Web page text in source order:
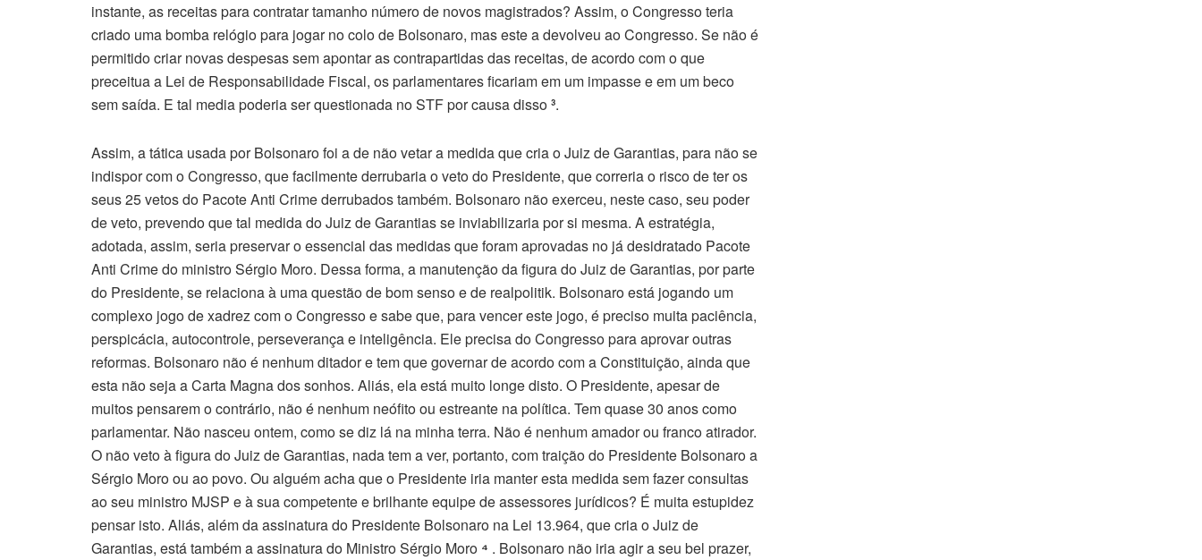
instante, as receitas para contratar tamanho número de novos magistrados? Assim, o Congresso teria
criado uma bomba relógio para jogar no colo de Bolsonaro, mas este a devolveu ao Congresso. Se não é
permitido criar novas despesas sem apontar as contrapartidas das receitas, de acordo com o que
preceitua a Lei de Responsabilidade Fiscal, os parlamentares ficariam em um impasse e em um beco
sem saída. E tal media poderia ser questionada no STF por causa disso³.
Assim, a tática usada por Bolsonaro foi a de não vetar a medida que cria o Juiz de Garantias, para não se
indispor com o Congresso, que facilmente derrubaria o veto do Presidente, que correria o risco de ter os
seus 25 vetos do Pacote Anti Crime derrubados também. Bolsonaro não exerceu, neste caso, seu poder
de veto, prevendo que tal medida do Juiz de Garantias se inviabilizaria por si mesma. A estratégia,
adotada, assim, seria preservar o essencial das medidas que foram aprovadas no já desidratado Pacote
Anti Crime do ministro Sérgio Moro. Dessa forma, a manutenção da figura do Juiz de Garantias, por parte
do Presidente, se relaciona à uma questão de bom senso e de realpolitik. Bolsonaro está jogando um
complexo jogo de xadrez com o Congresso e sabe que, para vencer este jogo, é preciso muita paciência,
perspicácia, autocontrole, perseverança e inteligência. Ele precisa do Congresso para aprovar outras
reformas. Bolsonaro não é nenhum ditador e tem que governar de acordo com a Constituição, ainda que
esta não seja a Carta Magna dos sonhos. Aliás, ela está muito longe disto. O Presidente, apesar de
muitos pensarem o contrário, não é nenhum neófito ou estreante na política. Tem quase 30 anos como
parlamentar. Não nasceu ontem, como se diz lá na minha terra. Não é nenhum amador ou franco atirador.
O não veto à figura do Juiz de Garantias, nada tem a ver, portanto, com traição do Presidente Bolsonaro a
Sérgio Moro ou ao povo. Ou alguém acha que o Presidente iria manter esta medida sem fazer consultas
ao seu ministro MJSP e à sua competente e brilhante equipe de assessores jurídicos? É muita estupidez
pensar isto. Aliás, além da assinatura do Presidente Bolsonaro na Lei 13.964, que cria o Juiz de
Garantias, está também a assinatura do Ministro Sérgio Moro ⁴ . Bolsonaro não iria agir a seu bel prazer,